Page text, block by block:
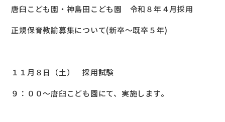
唐臼こども園・神島田こども園 令和８年４月採用
正規保育教諭募集について(新卒～既卒５年)
１１月８日（土） 採用試験
９：００～唐臼こども園にて、実施します。